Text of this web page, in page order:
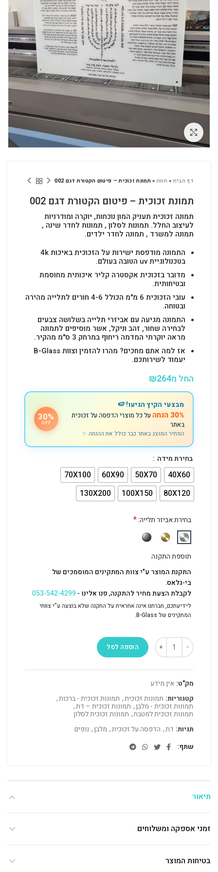
לחץ להגדלה
דף הבית» חנות»תמונת זכוכית – פיטום הקטורת דגם 002
תמונת זכוכית – פיטום הקטורת דגם 002
תמונה זכוכית תעניק המון נוכחות, יוקרה ומודרניות
לעיצוב החלל. תמונות לסלון , תמונות לחדר שינה ,
תמונה למשרד , תמונה לחדר ילדים.
התמונה מודפסת ישירות על הזכוכית באיכות 4k
בטכנולוגיית uv הטובה בעולם.
מדובר בזכוכית אקסטרה קליר איכותית מחוסמת
ובטיחותית.
עובי הזכוכית 6 מ"מ הכולל 4-6 חורים לתלייה מהירה
ובטוחה.
התמונה מגיעה עם אביזרי תלייה בשלושה צבעים
לבחירה שחור, זהב וניקל, אשר מוסיפים לתמונה
מראה יוקרתי המדמה ריחוף במרחק 3 ס"מ מהקיר.
אז למה אתם מחכים? מהרו להזמין וצוות B-Glass
יעמוד לשירותכם.
החל מ ₪264
מבצעי הקיץ הגיעו! 🍉
30% הנחה
על כל מוצרי הדפסה על זכוכית
באתר
המחיר המוצג באתר כבר כולל את ההנחה ✨
30%
OFF
בחירת מידה
40X60
50X70
60X90
70X100
80X120
100X150
130X200
בחירת אביזר תלייה:*
תוספת התקנה
התקנת המוצר ע"י צוות המתקינים המוסמכים של
בי-גלאס.
לקבלת הצעת מחיר להתקנה, פנו אלינו -053-542-4299
לידיעתכם, חברתנו אינה אחראית על התקנה שלא בוצעה ע"י צוותי
המתקינים של B-Glass.
הוספה לסל
מק"ט: אין מידע
קטגוריות: תמונות זכוכית, תמונות זכוכית - ברכות,
תמונות זכוכית - מלבן, תמונות זכוכית – דת,
תמונות זכוכית למטבח, תמונות זכוכית לסלון
תגיות: דת, הדפסה על זכוכית, מלבן, נופים
שתף
תיאור
זמני אספקה ומשלוחים
בטיחות המוצר